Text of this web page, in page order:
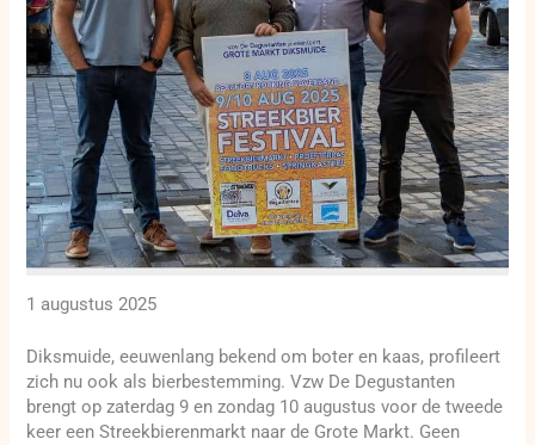
1 augustus 2025
Diksmuide, eeuwenlang bekend om boter en kaas, profileert
zich nu ook als bierbestemming. Vzw De Degustanten
brengt op zaterdag 9 en zondag 10 augustus voor de tweede
keer een Streekbierenmarkt naar de Grote Markt. Geen